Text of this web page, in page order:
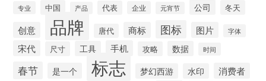
专业 中国 产品 代表 企业 元宵节 公司 冬天
创意 品牌 唐代 商标 图标 图片 字体
宋代 尺寸 工具 手机 攻略 数据 时间
春节 是一个 标志 梦幻西游 水印 消费者